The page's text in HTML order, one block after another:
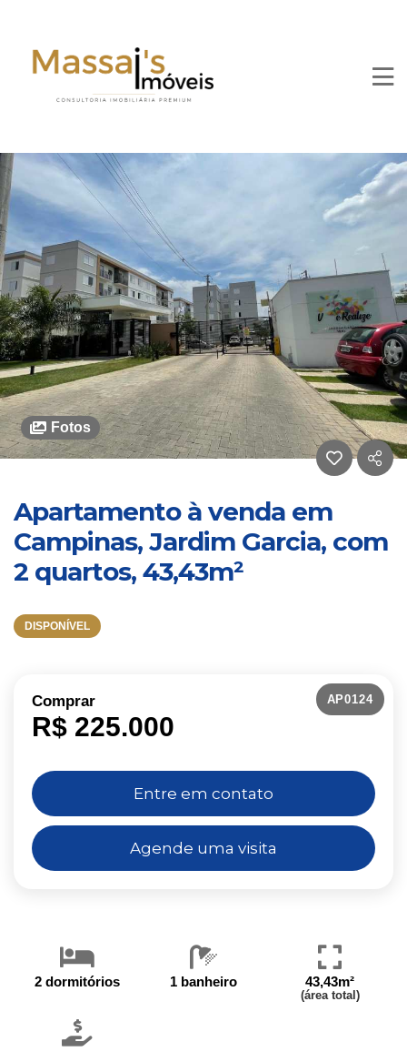
Fotos
Apartamento à venda em
Campinas, Jardim Garcia, com
2 quartos, 43,43m²
DISPONÍVEL
AP0124
Comprar
R$ 225.000
Entre em contato
Agende uma visita
2 dormitórios 1 banheiro 43,43m²
(área total)